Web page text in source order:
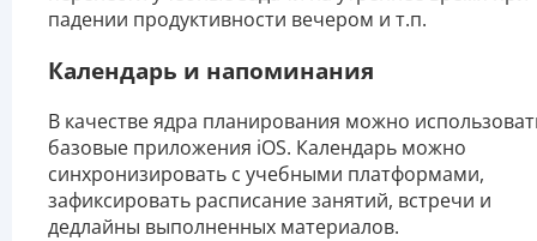
падении продуктивности вечером и т.п.
Календарь и напоминания
В качестве ядра планирования можно
базовые приложения iOS. Календарь можно
синхронизировать с учебными платформами,
зафиксировать расписание занятий, встречи и
дедлайны выполненных материалов.